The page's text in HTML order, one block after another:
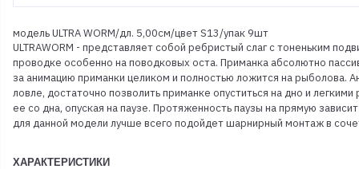
модель ULTRA WORM/дл. 5,00см/цвет S13/упак 9шт
ULTRAWORM - представляет собой ребристый слаг с тоненьким
проводке особенно на поводковых оста. Приманка абсолютно
за анимацию приманки целиком и полностью ложится на рыболова.
ловле, достаточно позволить приманке опуститься на дно и
ее со дна, опуская на паузе. Протяженность паузы на прямую
для данной модели лучше всего подойдет шарнирный монтаж в
ХАРАКТЕРИСТИКИ